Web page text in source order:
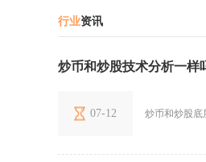
行业资讯
炒币和炒股技术分析一样
07-12 炒币和炒股底